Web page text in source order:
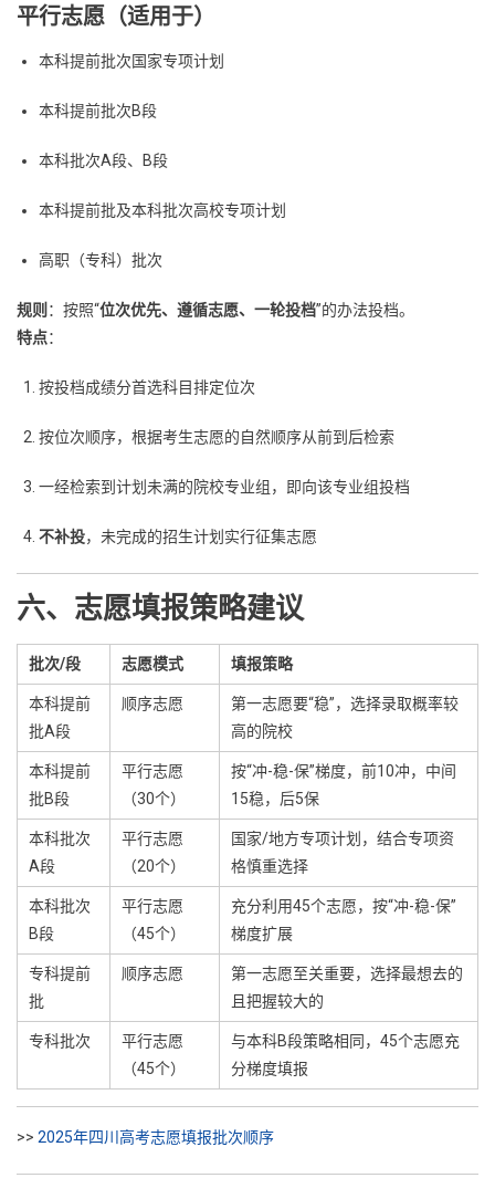
平行志愿（适用于）
本科提前批次国家专项计划
本科提前批次B段
本科批次A段、B段
本科提前批及本科批次高校专项计划
高职（专科）批次
规则 ：按照“位次优先、遵循志愿、一轮投档”的办法投档。
特点：
按投档成绩分首选科目排定位次
按位次顺序，根据考生志愿的自然顺序从前到后检索
一经检索到计划未满的院校专业组，即向该专业组投档
不补投，未完成的招生计划实行征集志愿
六、志愿填报策略建议
批次/段 志愿模式 填报策略
本科提前
批A段
顺序志愿
第一志愿要“稳”，选择录取概率较
高的院校
本科提前
批B段
平行志愿
（30个）
按“冲-稳-保”梯度，前10冲，中间
15稳，后5保
本科批次
A段
平行志愿
（20个）
国家/地方专项计划，结合专项资
格慎重选择
本科批次
B段
平行志愿
（45个）
充分利用45个志愿，按“冲-稳-保”
梯度扩展
专科提前
批
顺序志愿
第一志愿至关重要，选择最想去的
且把握较大的
专科批次
平行志愿
（45个）
与本科B段策略相同，45个志愿充
分梯度填报
>> 2025年四川高考志愿填报批次顺序